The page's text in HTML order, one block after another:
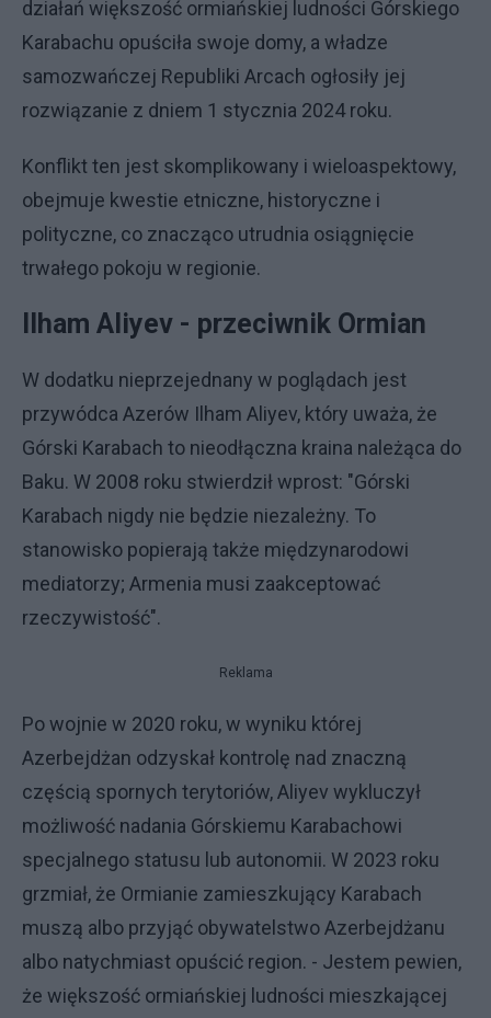
działań większość ormiańskiej ludności Górskiego
Karabachu opuściła swoje domy, a władze
samozwańczej Republiki Arcach ogłosiły jej
rozwiązanie z dniem 1 stycznia 2024 roku.
Konflikt ten jest skomplikowany i wieloaspektowy,
obejmuje kwestie etniczne, historyczne i
polityczne, co znacząco utrudnia osiągnięcie
trwałego pokoju w regionie.
Ilham Aliyev - przeciwnik Ormian
W dodatku nieprzejednany w poglądach jest
przywódca Azerów Ilham Aliyev, który uważa, że
Górski Karabach to nieodłączna kraina należąca do
Baku. W 2008 roku stwierdził wprost: "Górski
Karabach nigdy nie będzie niezależny. To
stanowisko popierają także międzynarodowi
mediatorzy; Armenia musi zaakceptować
rzeczywistość".
Reklama
Po wojnie w 2020 roku, w wyniku której
Azerbejdżan odzyskał kontrolę nad znaczną
częścią spornych terytoriów, Aliyev wykluczył
możliwość nadania Górskiemu Karabachowi
specjalnego statusu lub autonomii. W 2023 roku
grzmiał, że Ormianie zamieszkujący Karabach
muszą albo przyjąć obywatelstwo Azerbejdżanu
albo natychmiast opuścić region. - Jestem pewien,
że większość ormiańskiej ludności mieszkającej